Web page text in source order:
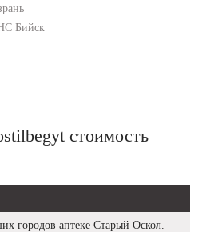
Бийск
стоимость
городов аптеке Старый Оскол.